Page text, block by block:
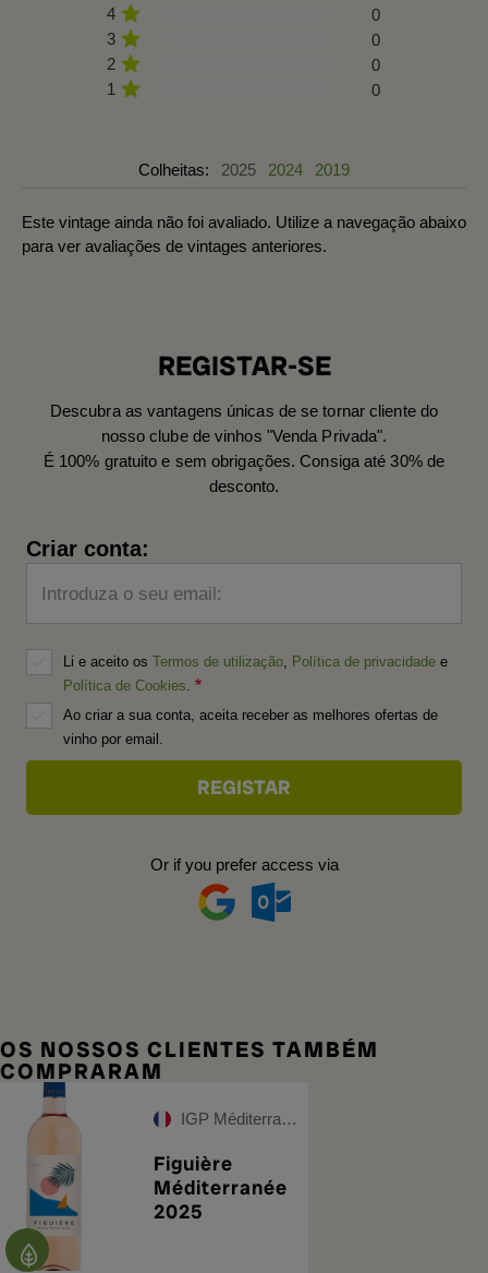
4
0
3
0
2
0
1
0
Colheitas: 2025 2024 2019
Este vintage ainda não foi avaliado. Utilize a navegação abaixo
para ver avaliações de vintages anteriores.
REGISTAR-SE
Descubra as vantagens únicas de se tornar cliente do
nosso clube de vinhos "Venda Privada".
É 100% gratuito e sem obrigações. Consiga até 30% de
desconto.
Criar conta:
Introduza o seu email:
Li e aceito os Termos de utilização Política de privacidade e
Política de Cookies
Ao criar a sua conta, aceita receber as melhores ofertas de
vinho por email.
Or if you prefer access via
OS NOSSOS CLIENTES TAMBÉM
COMPRARAM
IGP Méditerranée Rosé
Figuière
Méditerranée
2025